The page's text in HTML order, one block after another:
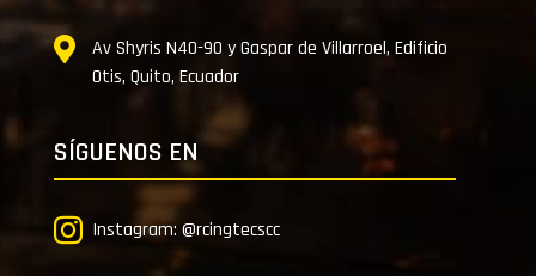

Av Shyris N40-90 y Gaspar de Villarroel, Edificio
Otis, Quito, Ecuador
SÍGUENOS EN
 Instagram: @rcingtecscc